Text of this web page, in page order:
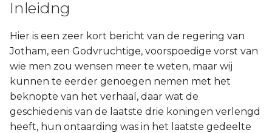
2 Johannes
3 Johannes
Judas
Inleidng
Hier is een zeer kort bericht van de regering van
Jotham, een Godvruchtige, voorspoedige vorst van
wie men zou wensen meer te weten, maar wij
kunnen te eerder genoegen nemen met het
beknopte van het verhaal, daar wat de
geschiedenis van de laatste drie koningen verlengd
heeft, hun ontaarding was in het laatste gedeelte